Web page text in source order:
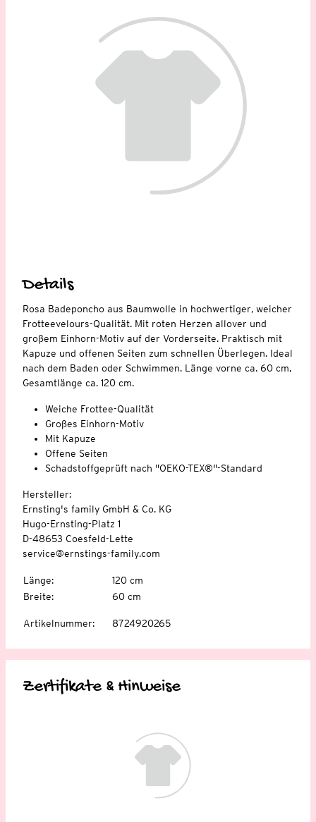
Details
Rosa Badeponcho aus Baumwolle in hochwertiger, weicher
Frotteevelours-Qualität. Mit roten Herzen allover und
großem Einhorn-Motiv auf der Vorderseite. Praktisch mit
Kapuze und offenen Seiten zum schnellen Überlegen. Ideal
nach dem Baden oder Schwimmen. Länge vorne ca. 60 cm,
Gesamtlänge ca. 120 cm.
Weiche Frottee-Qualität
Großes Einhorn-Motiv
Mit Kapuze
Offene Seiten
Schadstoffgeprüft nach "OEKO-TEX®"-Standard
Hersteller:
Ernsting's family GmbH & Co. KG
Hugo-Ernsting-Platz 1
D-48653 Coesfeld-Lette
service@ernstings-family.com
Länge:
120 cm
Breite: 60 cm
Artikelnummer: 8724920265
Zertifikate & Hinweise